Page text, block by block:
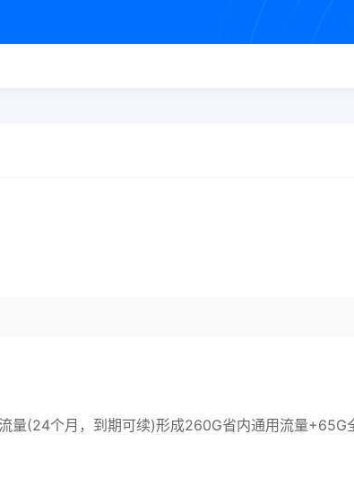
量(24个月，到期可续)形成260G省内通用流量+65G